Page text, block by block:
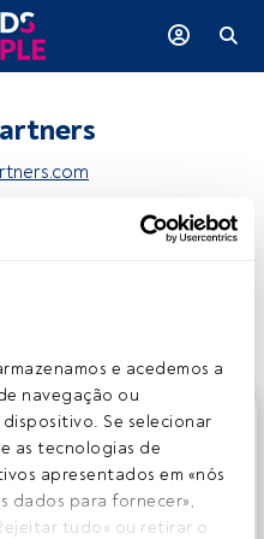
e acedemos a
navegação ou
Se selecionar
as tecnologias de
apresentados em «nós
dados para fornecer»,
tudo» ou retirar o
os utilizadores registados
aceda através do
conta, convidamo-lo a
o universo que a